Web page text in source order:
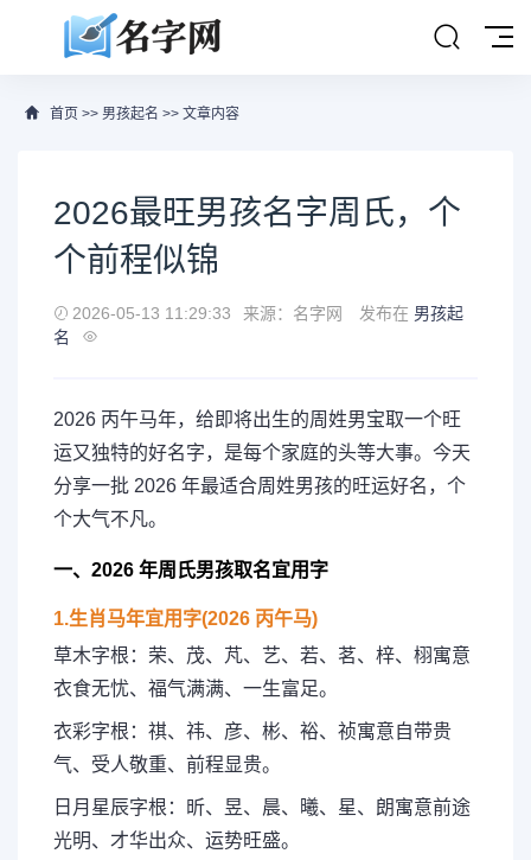
首页 >> 男孩起名 >> 文章内容
2026最旺男孩名字周氏，个
个前程似锦
2026-05-13 11:29:33 来源：名字网 发布在 男孩起
名
2026 丙午马年，给即将出生的周姓男宝取一个旺
运又独特的好名字，是每个家庭的头等大事。今天
分享一批 2026 年最适合周姓男孩的旺运好名，个
个大气不凡。
一、2026 年周氏男孩取名宜用字
1.生肖马年宜用字(2026 丙午马)
草木字根：荣、茂、芃、艺、若、茗、梓、栩寓意
衣食无忧、福气满满、一生富足。
衣彩字根：祺、祎、彦、彬、裕、祯寓意自带贵
气、受人敬重、前程显贵。
日月星辰字根：昕、昱、晨、曦、星、朗寓意前途
光明、才华出众、运势旺盛。